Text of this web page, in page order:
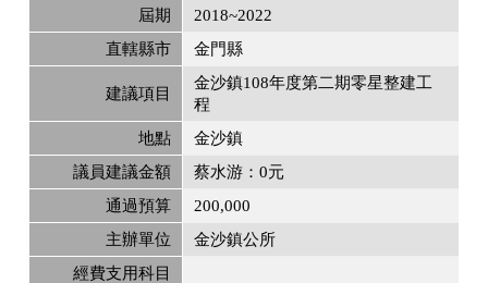
屆期
2018~2022
直轄縣市
金門縣
建議項目
金沙鎮108年度第二期零星整建工
程
地點
金沙鎮
議員建議金額
蔡水游：0元
通過預算
200,000
主辦單位
金沙鎮公所
經費支用科目